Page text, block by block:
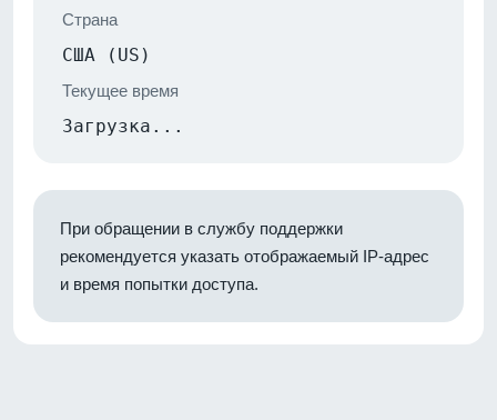
Страна
США (US)
Текущее время
Загрузка...
При обращении в службу поддержки
рекомендуется указать отображаемый IP-адрес
и время попытки доступа.